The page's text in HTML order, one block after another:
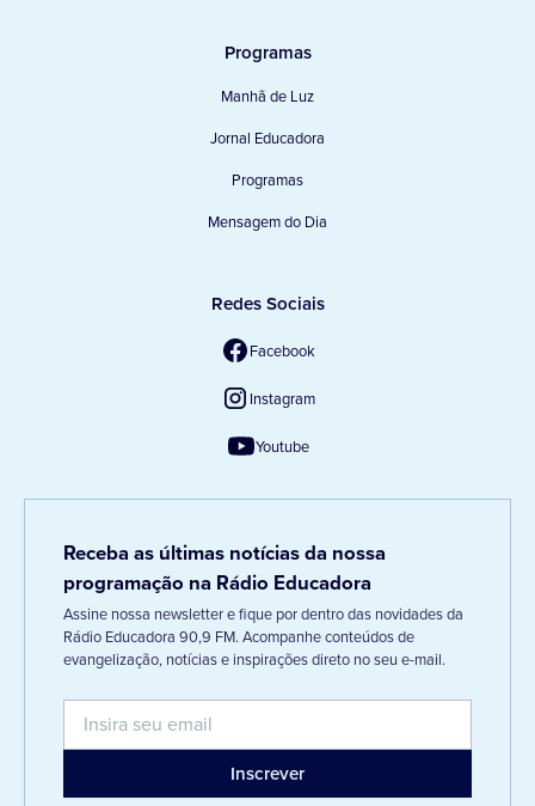
Programas
Manhã de Luz
Jornal Educadora
Programas
Mensagem do Dia
Redes Sociais
Facebook
Instagram
Youtube
Receba as últimas notícias da nossa
programação na Rádio Educadora
Assine nossa newsletter e fique por dentro das novidades da
Rádio Educadora 90,9 FM. Acompanhe conteúdos de
evangelização, notícias e inspirações direto no seu e-mail.